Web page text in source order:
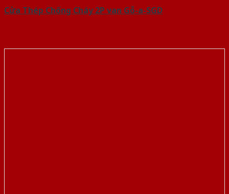
Cửa Thép Chống Cháy 2P van Gỗ-a-SGD